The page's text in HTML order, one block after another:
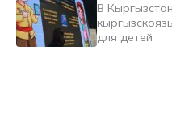
В
для детей